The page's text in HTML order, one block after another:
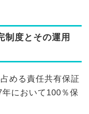
制度とその運用
める責任共有保証
年において100％保